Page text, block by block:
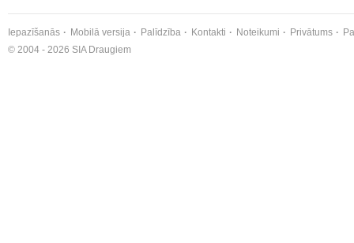
Iepazīšanās Mobilā versija Palīdzība Kontakti Noteikumi Privātums
© 2004 - 2026 SIA Draugiem